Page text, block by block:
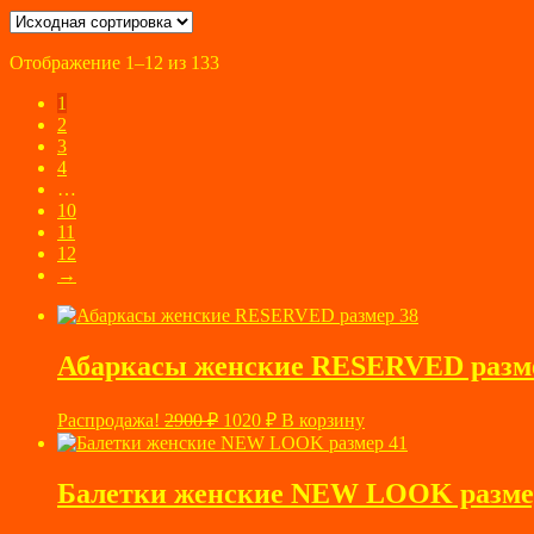
Отображение 1–12 из 133
1
2
3
4
…
10
11
12
→
Абаркасы женские RESERVED
Распродажа! 2900₽ Первоначальная
цена
составляла
1020 ₽Текущая
цена:
В корзину
Балетки женские NEW LOOK